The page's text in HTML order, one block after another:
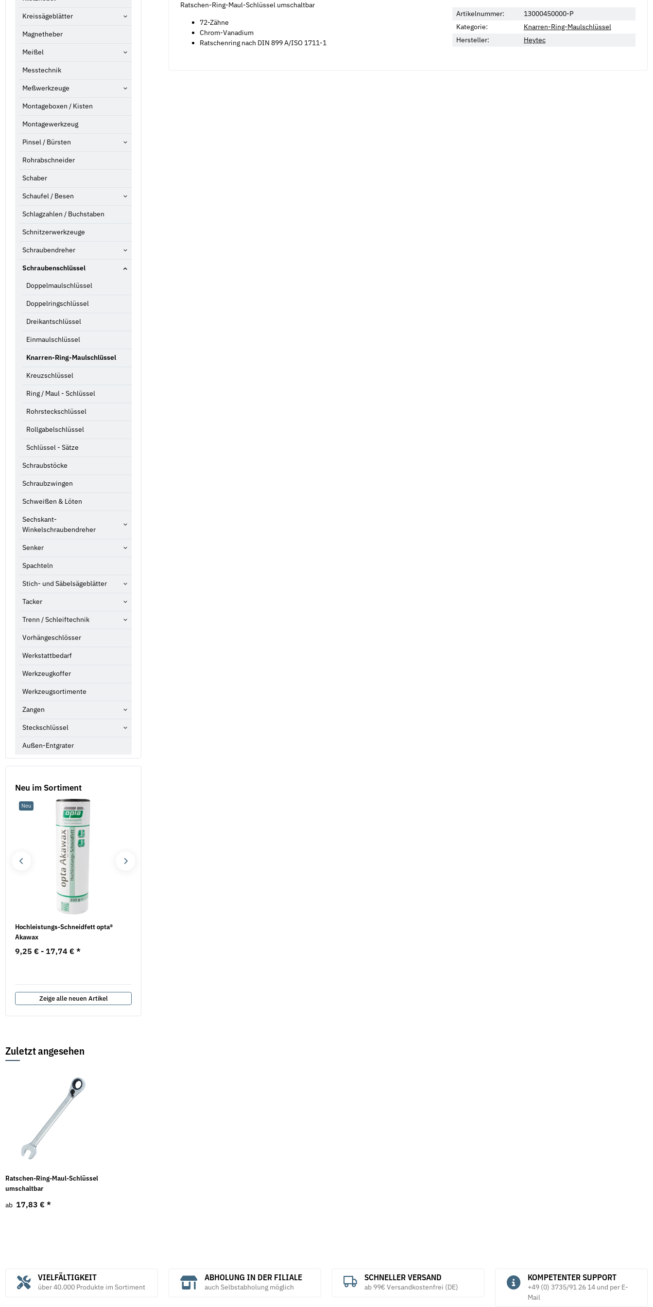
Ratschen-Ring-Maul-Schlüssel umschaltbar
72-Zähne
Chrom-Vanadium
Ratschenring nach DIN 899 A/ISO 1711-1
Artikelnummer:
13000450000-P
Kategorie:
Knarren-Ring-Maulschlüssel
Hersteller:
Heytec
Kreissägeblätter
Magnetheber
Meißel
Messtechnik
Meßwerkzeuge
Montageboxen / Kisten
Montagewerkzeug
Pinsel / Bürsten
Rohrabschneider
Schaber
Schaufel / Besen
Schlagzahlen / Buchstaben
Schnitzerwerkzeuge
Schraubendreher
Schraubenschlüssel
Doppelmaulschlüssel
Doppelringschlüssel
Dreikantschlüssel
Einmaulschlüssel
Knarren-Ring-Maulschlüssel
Kreuzschlüssel
Ring / Maul - Schlüssel
Rohrsteckschlüssel
Rollgabelschlüssel
Schlüssel - Sätze
Schraubstöcke
Schraubzwingen
Schweißen & Löten
Sechskant-
Winkelschraubendreher
Senker
Spachteln
Stich- und Säbelsägeblätter
Tacker
Trenn / Schleiftechnik
Vorhängeschlösser
Werkstattbedarf
Werkzeugkoffer
Werkzeugsortimente
Zangen
Steckschlüssel
Außen-Entgrater
Neu im Sortiment
Neu
Hochleistungs-Schneidfett opta®
Akawax
9,25 € - 17,74 € *
Zeige alle neuen Artikel
Zuletzt angesehen
Ratschen-Ring-Maul-Schlüssel
umschaltbar
ab 17,83 € *
VIELFÄLTIGKEIT
über 40.000 Produkte im Sortiment
ABHOLUNG IN DER FILIALE
auch Selbstabholung möglich
SCHNELLER VERSAND
ab 99€ Versandkostenfrei (DE)
KOMPETENTER SUPPORT
+49 (0) 3735/91 26 14 und per E-
Mail